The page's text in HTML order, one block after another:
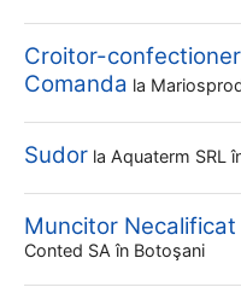
Croitor-
Comanda la
Sudor la Aquaterm SRL
Muncitor
Conted SA în Botoşani